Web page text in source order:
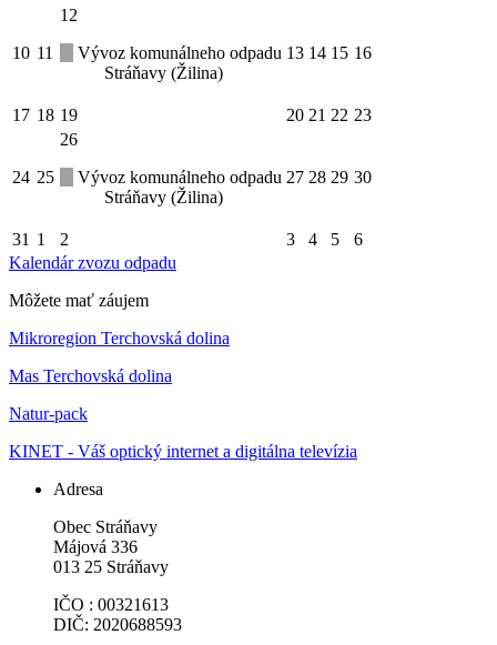
10 11
12
Vývoz komunálneho odpadu
Stráňavy (Žilina)
13 14 15 16
17 18 19 20 21 22 23
24 25
26
Vývoz komunálneho odpadu
Stráňavy (Žilina)
27 28 29 30
31 1 2 3 4 5
6
Kalendár zvozu odpadu
Môžete mať záujem
Mikroregion Terchovská dolina
Mas Terchovská dolina
Natur-pack
KINET - Váš optický internet a digitálna televízia
Adresa
Obec Stráňavy
Májová 336
013 25 Stráňavy
IČO : 00321613
DIČ: 2020688593